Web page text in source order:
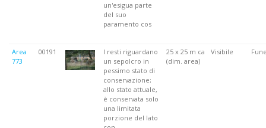
un'esigua parte
del suo
paramento cos
Area
773
00191
I resti riguardano
un sepolcro in
pessimo stato di
conservazione;
allo stato attuale,
è conservata solo
una limitata
porzione del lato
25 x 25 m ca
(dim. area)
Visibile